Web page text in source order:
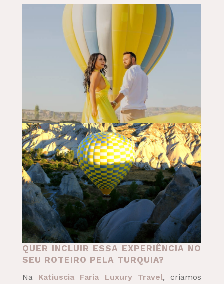
QUER INCLUIR ESSA EXPERIÊNCIA NO
SEU ROTEIRO PELA TURQUIA?
Na Katiuscia Faria Luxury Travel, criamos